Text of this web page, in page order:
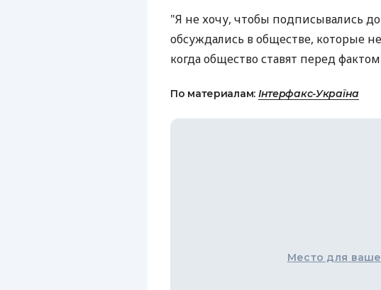
"Я не хочу, чтобы подписывались
обсуждались в обществе, которые
когда общество ставят перед
По материалам: Інтерфакс-Україна
Место для